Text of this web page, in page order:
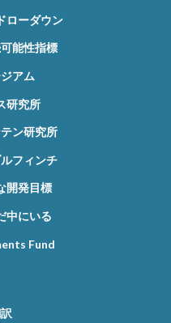
ローダウン
能性指標
アム
研究所
ン研究所
フィンチ
開発目標
中にいる
Fund